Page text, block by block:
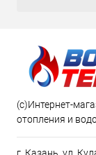
(c)Интернет-
отопления и